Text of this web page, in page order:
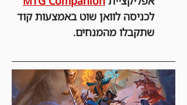
לכניסה לוואן שוט באמצעות קוד
שתקבלו מהמנחים.